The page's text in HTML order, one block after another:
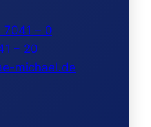
– 0
– 20
michael.de